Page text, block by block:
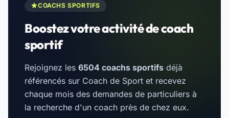
COACHS SPORTIFS
Boostez votre activité de coach
sportif
Rejoignez les 6504 coachs sportifs déjà
référencés sur Coach de Sport et recevez
chaque mois des demandes de particuliers à
la recherche d'un coach près de chez eux.